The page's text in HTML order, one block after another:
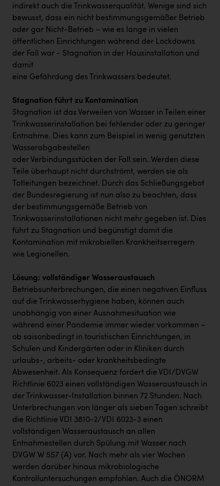
z.l.ö.
Österreichisches Hebammengremium
Wirtschaftskammer OÖ Energiehandel
Dopgas
kontakt
indirekt auch die Trinkwasserqualität. Wenige sind sich
bewusst, dass ein nicht bestimmungsgemäßer Betrieb
oder gar Nicht-Betrieb – wie es lange in vielen
öffentlichen Einrichtungen während der Lockdowns
der Fall war - Stagnation in der Hausinstallation und
damit
eine Gefährdung des Trinkwassers bedeutet.
Stagnation führt zu Kontamination
Stagnation ist das Verweilen von Wasser in Teilen einer
Trinkwasserinstallation bei fehlender oder zu geringer
Entnahme. Dies kann zum Beispiel in wenig genutzten
Wasserabgabestellen
oder Verbindungsstücken der Fall sein. Werden diese
Teile überhaupt nicht durchströmt, werden sie als
Totleitungen bezeichnet. Durch das Schließungsgebot
der Bundesregierung ist nun also zu beachten, dass
der bestimmungsgemäße Betrieb von
Trinkwasserinstallationen nicht mehr gegeben ist. Dies
führt zu Stagnation und begünstigt damit die
Kontamination mit mikrobiellen Krankheitserregern
wie Legionellen.
Lösung: vollständiger Wasseraustausch
Betriebsunterbrechungen, die einen negativen Einfluss
auf die Trinkwasserhygiene haben, können auch
unabhängig von einer Ausnahmesituation wie
während einer Pandemie immer wieder vorkommen –
ob saisonbedingt in touristischen Einrichtungen, in
Schulen und Kindergärten oder in Kliniken durch
urlaubs-, arbeits- oder krankheitsbedingte
Abwesenheit. Als Konsequenz fordert die VDI/DVGW
Richtlinie 6023 einen vollständigen Wasseraustausch in
der Trinkwasser-Installation binnen 72 Stunden. Nach
Unterbrechungen von länger als sieben Tagen schreibt
die Richtlinie VDI 3810-2/VDI 6023-3 einen
vollständigen Wasseraustausch an allen
Entnahmestellen durch Spülung mit Wasser nach
DVGW W 557 (A) vor. Nach mehr als vier Wochen
werden darüber hinaus mikrobiologische
Kontrolluntersuchungen empfohlen. Auch die ÖNORM